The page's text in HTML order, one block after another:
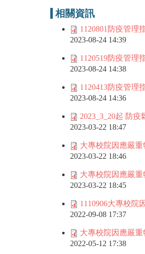
相關資訊
1120801防疫管理
2023-08-24 14:39
1120519防疫管理
2023-08-24 14:38
1120413防疫管理
2023-08-24 14:36
2023_3_20起 防疫
2023-03-22 18:47
大專校院因應嚴重
2023-03-22 18:46
大專校院因應嚴重
2023-03-22 18:45
1110906大專校院
2022-09-08 17:37
大專校院因應嚴
2022-05-12 17:38